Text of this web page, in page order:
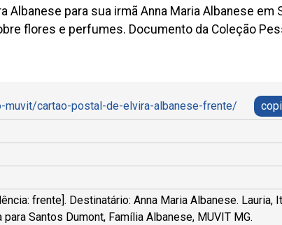
Albanese para sua irmã Anna Maria Albanese
flores e perfumes. Documento da Coleção
muvit/cartao-postal-de-elvira-albanese-frente/
frente]. Destinatário: Anna Maria Albanese.
Santos Dumont, Família Albanese, MUVIT MG.